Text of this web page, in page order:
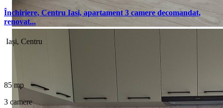
Închiriere, Centru Iasi, apartament 3 camere decomandat,
renovat...
Iași, Centru
85 mp
3 camere